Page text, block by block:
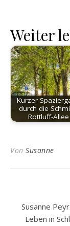
Weiter
Kurzer
durch die
Rottluff-Allee
Von Susanne
Susanne
Leben in